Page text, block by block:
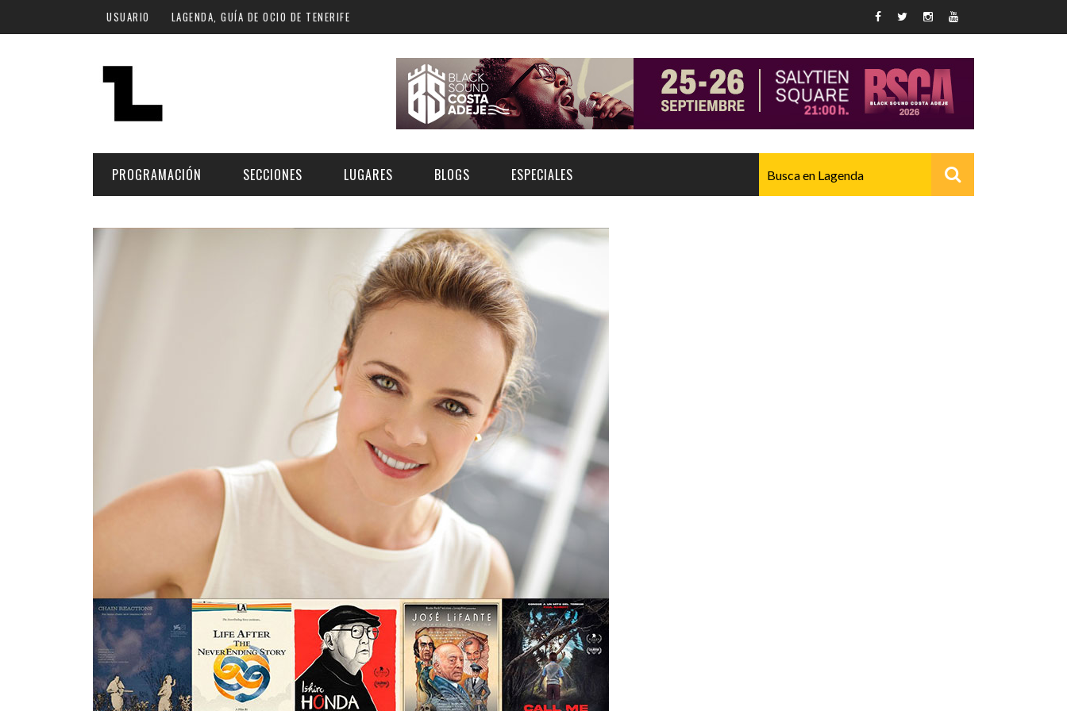
Pasar al contenido principal
USUARIO LAGENDA, GUÍA DE OCIO DE TENERIFE
PROGRAMACIÓN
LUGAR
Norte
Sur
Santa Cruz | La Laguna
Islas
Cultura
Música
Escénicas
SECCIONES LUGARES
ARTE | MUSEOS
SALAS Y AUDITORIOS
ESPACIOS CULTURALES
NOCHE
LOCALES CON ACTUACIONES
COMERCIO
GASTRO
FORMATIVO
BLOGS ESPECIALES
FESTIVAL BOREAL 2026
FESTIVAL TAGANANA 2026
TENERIFE PHE FESTIVAL 2026
XXVII VERANO DE CUENTO